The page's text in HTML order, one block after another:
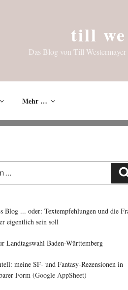
till
Das Blog von Till
Mehr …
Blog ... oder: Textempfehlungen und die
eigentlich sein soll
Landtagswahl Baden-Württemberg
meine SF- und Fantasy-Rezensionen in
Form (Google AppSheet)